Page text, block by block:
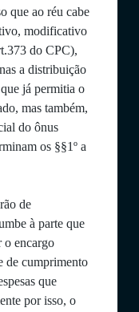
que ao réu cabe
modificativo
do CPC),
a distribuição
já permitia o
mas também,
do ônus
os §§1º a
de
à parte que
o encargo
de cumprimento
que
por isso, o